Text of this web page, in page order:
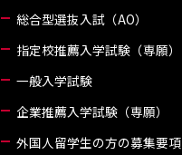
総合型選抜入試（AO）
指定校推薦入学試験（専願）
一般入学試験
企業推薦入学試験（専願）
外国人留学生の方の募集要項